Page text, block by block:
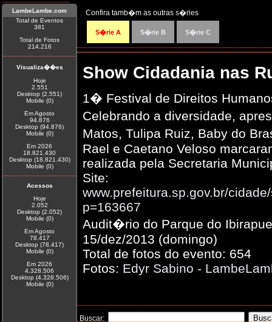
LambeLambe.com
Total de Eventos
381
Total de Fotos
214.216
Visualiza��es
Hoje
2.551
Desktop (2.551)
Mobile (0)
Em Agosto
94.876
Desktop (94.876)
Mobile (0)
Em 2026
18.821.430
Desktop (18.821.430)
Mobile (0)
Acessos
Hoje
2.052
Desktop (2.052)
Mobile (0)
Em Agosto
78.417
Desktop (78.417)
Mobile (0)
Em 2026
4.328.506
Desktop (4.328.506)
Mobile (0)
Confira tamb�m as outras s�ries
S�rie A S�rie B S�rie C
Show Cidadania nas
1� Festival de Direitos
Celebrando a diversidade,
Matos, Tulipa Ruiz, Baby do
Rael e Caetano Veloso
realizada pela Secretaria
Site:
www.prefeitura.sp.gov.br/
p=163667
Audit�rio do Parque do
15/dez/2013 (domingo)
Total de fotos do evento: 654
Fotos: Edyr Sabino -
Buscar: